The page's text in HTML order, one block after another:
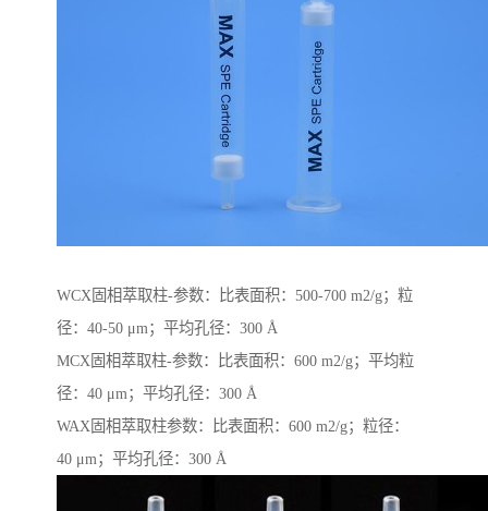
WCX固相萃取柱-参数：比表面积：500-700 m2/g；粒
径：40-50 μm；平均孔径：300 Å
MCX固相萃取柱-参数：比表面积：600 m2/g；平均粒
径：40 μm；平均孔径：300 Å
WAX固相萃取柱参数：比表面积：600 m2/g；粒径：
40 μm；平均孔径：300 Å